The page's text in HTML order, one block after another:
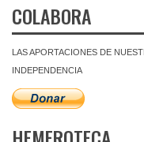
COLABORA
LAS APORTACIONES DE
INDEPENDENCIA